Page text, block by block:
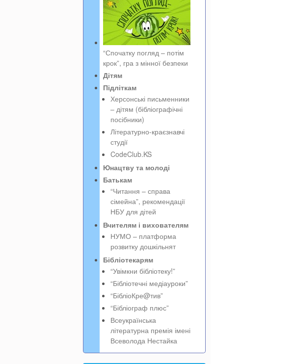
“Спочатку погляд – потім
крок”, гра з мінної безпеки
Дітям
Підліткам
Херсонські письменники
– дітям (бібліографічні
посібники)
Літературно-краєзнавчі
студії
CodeClub.KS
Юнацтву та молоді
Батькам
“Читання – справа
сімейна”, рекомендації
НБУ для дітей
Вчителям і вихователям
НУМО – платформа
розвитку дошкільнят
Бібліотекарям
“Увімкни бібліотеку!”
“Бібліотечні медіауроки”
“БібліоКре@тив”
“Бібліограф плюс”
Всеукраїнська
літературна премія імені
Всеволода Нестайка